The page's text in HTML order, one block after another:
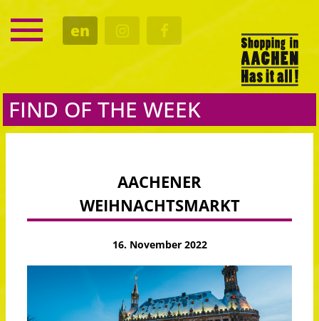
en
SERVICE
DATES
FIND OF THE WEEK
AACHENER
WEIHNACHTSMARKT
16. November 2022